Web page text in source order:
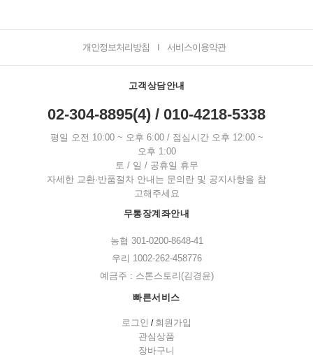
개인정보처리방침 서비스이용약관
고객상담안내
02-304-8895(4) / 010-4218-5338
평일 오전 10:00 ~ 오후 6:00 / 점심시간 오후 12:00 ~
오후 1:00
토 / 일 / 공휴일 휴무
자세한 교환·반품절차 안내는 문의란 및 공지사항을 참
고해주세요
무통장계좌안내
농협 301-0200-8648-41
우리 1002-262-458776
예금주 : 스톤스토리(김경윤)
빠른서비스
로그인 / 회원가입
관심상품
장바구니